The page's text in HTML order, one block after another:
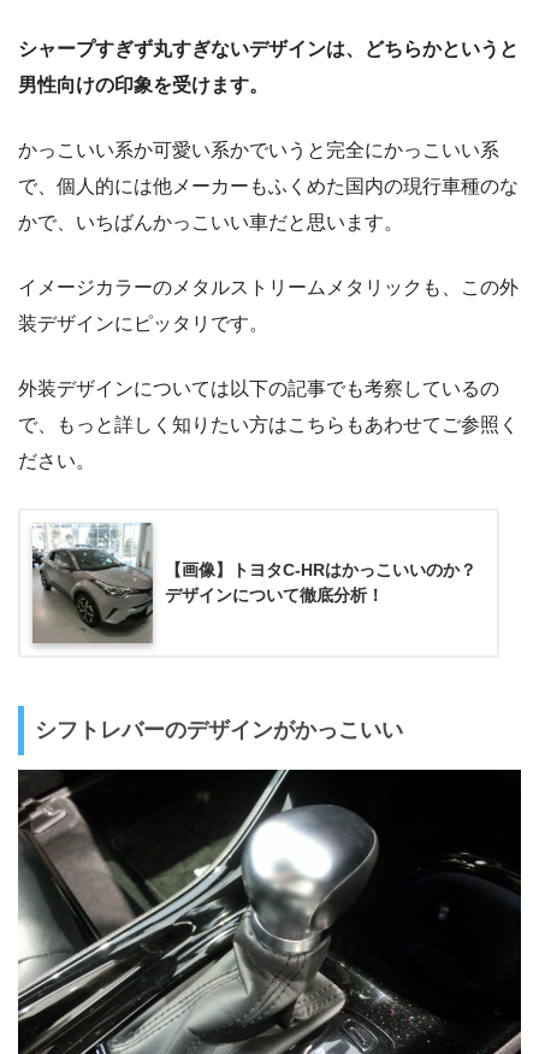
シャープすぎず丸すぎないデザインは、どちらかというと
男性向けの印象を受けます。
かっこいい系か可愛い系かでいうと完全にかっこいい系
で、個人的には他メーカーもふくめた国内の現行車種のな
かで、いちばんかっこいい車だと思います。
イメージカラーのメタルストリームメタリックも、この外
装デザインにピッタリです。
外装デザインについては以下の記事でも考察しているの
で、もっと詳しく知りたい方はこちらもあわせてご参照く
ださい。
【画像】トヨタC-HRはかっこいいのか？
デザインについて徹底分析！
シフトレバーのデザインがかっこいい